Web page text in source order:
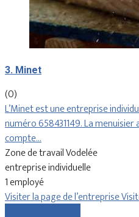
3. Minet
(0)
L’Minet est une entreprise
numéro 658431149. La
compte…
Zone de travail Vodelée
entreprise individuelle
1 employé
Visiter la page de l’entreprise